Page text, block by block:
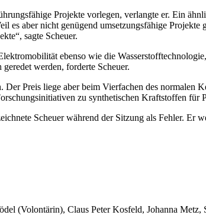
Projekte vorlegen, verlangte er. Ein
aber nicht genügend umsetzungsfähige Projekte
sagte Scheuer.
ebenso wie die
werden, forderte Scheuer.
Preis liege aber beim Vierfachen des normalen
zu synthetischen Kraftstoffen für
Scheuer während der Sitzung als Fehler. Er
(Volontärin), Claus Peter Kosfeld, Johanna